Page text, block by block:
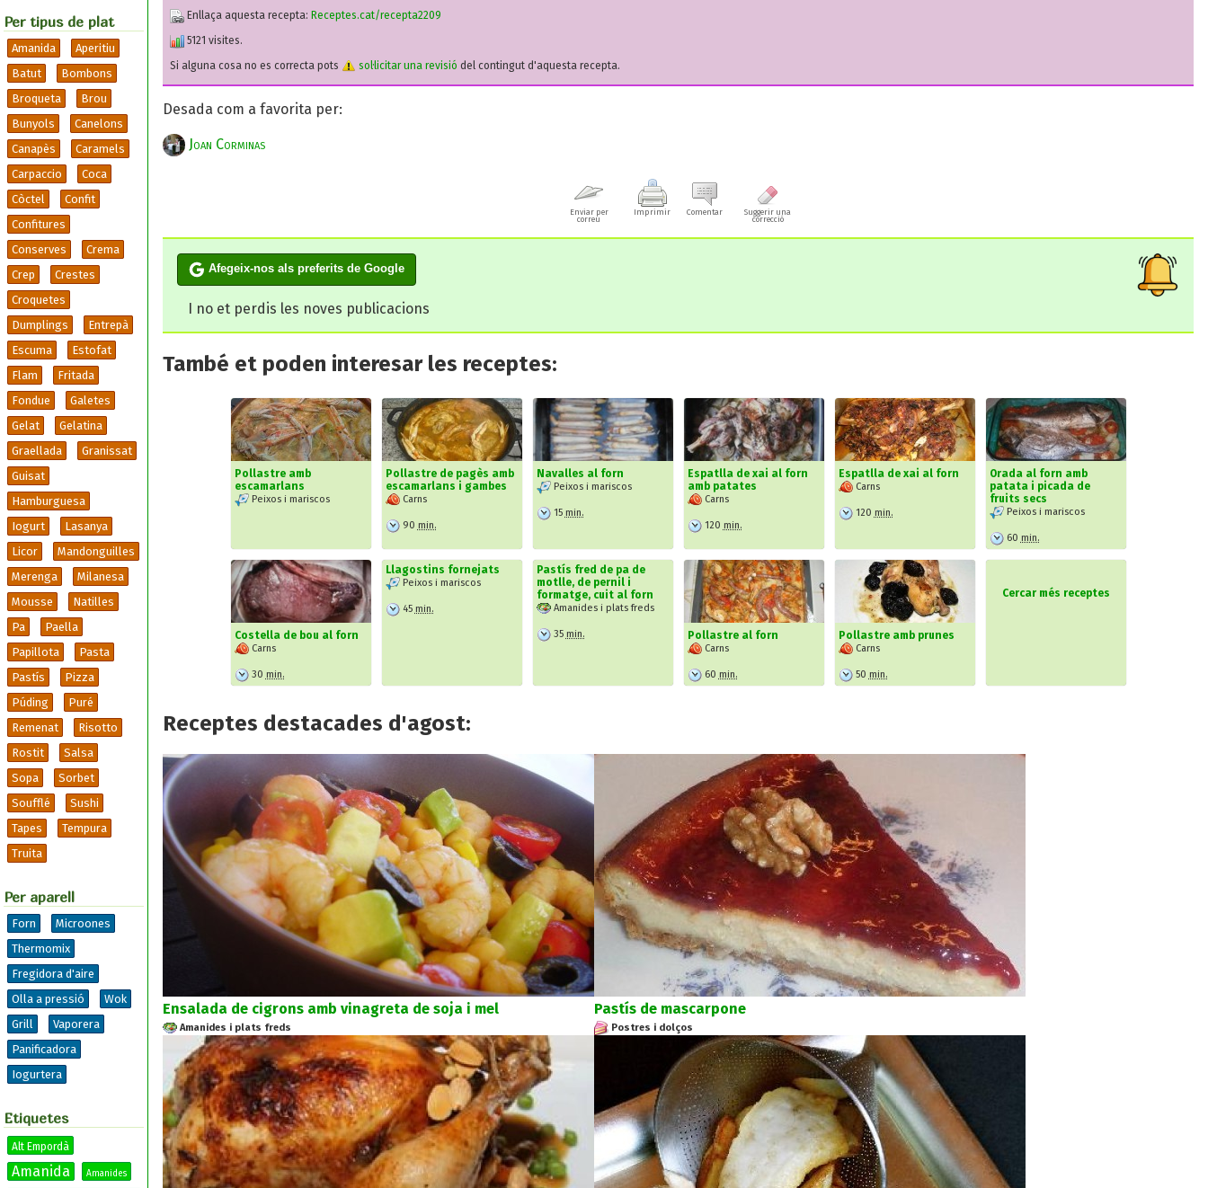
Per tipus de plat
Amanida
Aperitiu
Batut
Bombons
Broqueta
Brou
Bunyols
Canelons
Canapès
Caramels
Carpaccio
Coca
Còctel
Confit
Confitures
Conserves
Crema
Crep
Crestes
Croquetes
Dumplings
Entrepà
Escuma
Estofat
Flam
Fritada
Fondue
Galetes
Gelat
Gelatina
Graellada
Granissat
Guisat
Hamburguesa
Iogurt
Lasanya
Licor
Mandonguilles
Merenga
Milanesa
Mousse
Natilles
Pa
Paella
Papillota
Pasta
Pastís
Pizza
Púding
Puré
Remenat
Risotto
Rostit
Salsa
Sopa
Sorbet
Soufflé
Sushi
Tapes
Tempura
Truita
Per aparell
Forn
Microones
Thermomix
Fregidora d'aire
Olla a pressió
Wok
Grill
Vaporera
Panificadora
Iogurtera
Etiquetes
Alt Empordà
Amanida Amanides
Enllaça aquesta recepta: Receptes.cat/recepta2209
5121 visites.
Si alguna cosa no es correcta pots
sol·licitar una revisió del contingut d'aquesta recepta.
Desada com a favorita per:
Joan Corminas
Enviar per
correu
Imprimir Comentar
Suggerir una
correcció
Afegeix-nos als preferits de Google
I no et perdis les noves publicacions
També et poden interesar les receptes:
Pollastre amb
escamarlans
Peixos i mariscos
Pollastre de pagès amb
escamarlans i gambes
Carns
90 min.
Navalles al forn
Peixos i mariscos
15 min.
Espatlla de xai al forn
amb patates
Carns
120 min.
Espatlla de xai al forn
Carns
120 min.
Orada al forn amb
patata i picada de
fruits secs
Peixos i mariscos
60 min.
Costella de bou al forn
Carns
30 min.
Llagostins fornejats
Peixos i mariscos
45 min.
Pastís fred de pa de
motlle, de pernil i
formatge, cuit al forn
Amanides i plats freds
35 min. Pollastre al forn
Carns
60 min.
Pollastre amb prunes
Carns
50 min.
Cercar més receptes
Receptes destacades d'agost:
Ensalada de cigrons amb vinagreta de soja i mel
Amanides i plats freds
Pastís de mascarpone
Postres i dolços